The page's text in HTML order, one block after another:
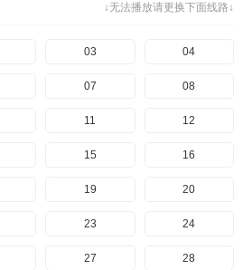
↓无法播放请更换下面线路↓
03 04
07 08
11 12
15 16
19 20
23 24
27 28